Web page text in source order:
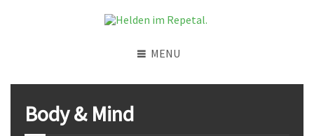
MENU
Body & Mind